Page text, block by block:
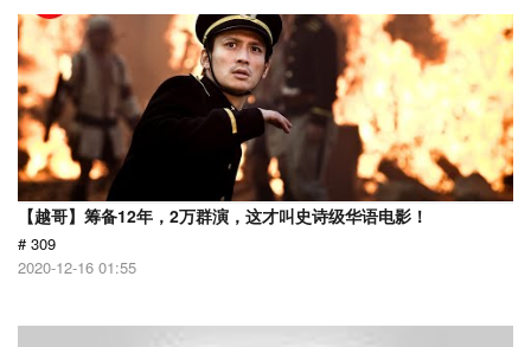
【越哥】筹备12年，2万群演，这才叫史诗级华语电影！
# 309
2020-12-16 01:55